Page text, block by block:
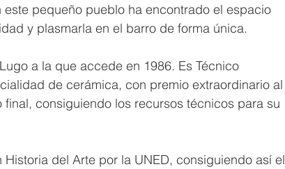
pequeño pueblo ha encontrado el espacio
y plasmarla en el barro de forma única.
a la que accede en 1986. Es Técnico
de cerámica, con premio extraordinario al
consiguiendo los recursos técnicos para su
del Arte por la UNED, consiguiendo así el